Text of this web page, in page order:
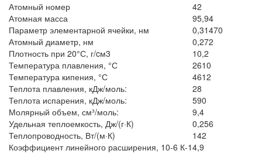
Атомный номер
42
Атомная масса
95,94
Параметр элементарной ячейки, нм
0,31470
Атомный диаметр, нм
0,272
Плотность при 20°С, г/cм3
10,2
Температура плавления, °С
2610
Температура кипения, °С
4612
Теплота плавления, кДж/моль:
28
Теплота испарения, кДж/моль:
590
Молярный объем, см³/моль:
9,4
Удельная теплоемкость, Дж/(г·К)
0,256
Теплопроводность, Вт/(м·К)
142
Коэффициент линейного расширения, 10-6 К-14,9